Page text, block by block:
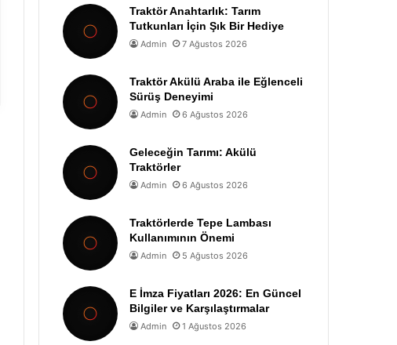
Traktör Anahtarlık: Tarım
Tutkunları İçin Şık Bir Hediye
Admin 7 Ağustos 2026
Traktör Akülü Araba ile Eğlenceli
Sürüş Deneyimi
Admin 6 Ağustos 2026
Geleceğin Tarımı: Akülü
Traktörler
Admin 6 Ağustos 2026
Traktörlerde Tepe Lambası
Kullanımının Önemi
Admin 5 Ağustos 2026
E İmza Fiyatları 2026: En Güncel
Bilgiler ve Karşılaştırmalar
Admin 1 Ağustos 2026